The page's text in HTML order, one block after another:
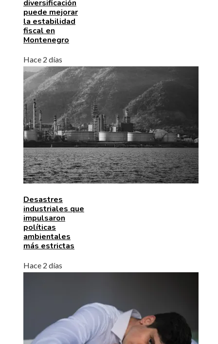
diversificación
puede mejorar
la estabilidad
fiscal en
Montenegro
Hace 2 días
Desastres
industriales que
impulsaron
políticas
ambientales
más estrictas
Hace 2 días